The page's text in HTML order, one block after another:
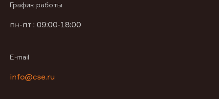
График работы
пн-пт : 09:00-18:00
E-mail
info@cse.ru